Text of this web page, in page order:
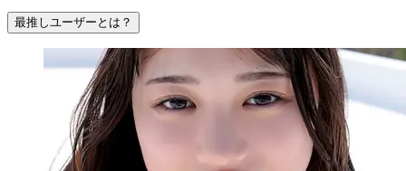
最推しユーザーとは？